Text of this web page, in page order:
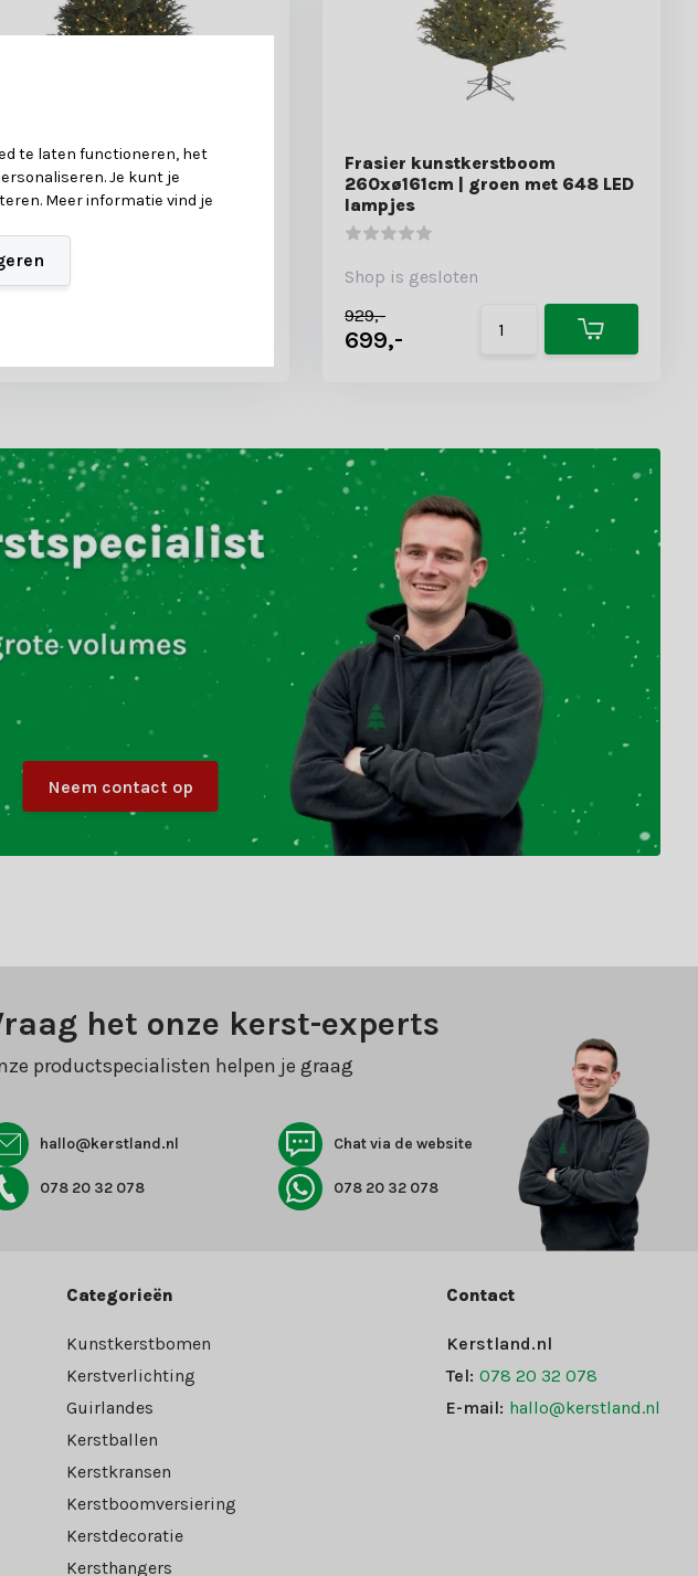
kunstkerstboom
| groen met 480 LED
2 reviews
is gesloten
Frasier kunstkerstboom
260xø161cm | groen met 648 LED
lampjes
Shop is gesloten
929,-
699,-
Neem contact op
het onze kerst-experts
productspecialisten helpen je graag
hallo@kerstland.nl Chat via de website
078 20 32 078 078 20 32 078
Categorieën
Kunstkerstbomen
Kerstverlichting
Guirlandes
Kerstballen
Kerstkransen
Kerstboomversiering
Kerstdecoratie
Kersthangers
Contact
Kerstland.nl
Tel: 078 20 32 078
E-mail: hallo@kerstland.nl
te laten functioneren, het
Je kunt je
Meer informatie vind je